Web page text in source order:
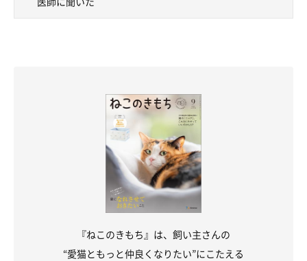
『ねこのきもち』は、飼い主さんの
“愛猫ともっと仲良くなりたい”にこたえる